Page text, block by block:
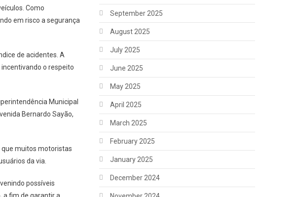
Como
em risco a segurança
de acidentes. A
o respeito
Municipal
Bernardo Sayão,
que muitos motoristas
da via.
possíveis
a fim de garantir a
September 2025
August 2025
July 2025
June 2025
May 2025
April 2025
March 2025
February 2025
January 2025
December 2024